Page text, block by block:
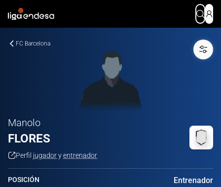
FC Barcelona
Manolo
FLORES
Perfil jugadoryentrenador
POSICIÓN Entrenador